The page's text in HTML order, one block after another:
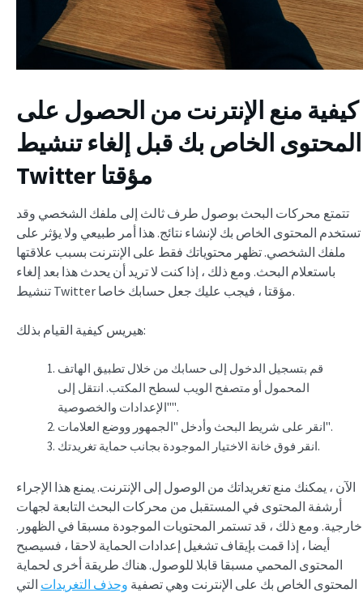
كيفية منع الإنترنت من الحصول على
المحتوى الخاص بك قبل إلغاء تنشيط
Twitter مؤقتا
تتمتع محركات البحث بوصول طرف ثالث إلى ملفك الشخصي وقد
تستخدم المحتوى الخاص بك لإنشاء نتائج. هذا أمر طبيعي ولا يؤثر على
ملفك الشخصي. تظهر محتوياتك فقط على الإنترنت بسبب علاقتها
باستعلام البحث. ومع ذلك ، إذا كنت لا تريد أن يحدث هذا بعد إلغاء
تنشيط Twitter مؤقتا ، فيجب عليك جعل حسابك خاصا.
هيريس كيفية القيام بذلك:
قم بتسجيل الدخول إلى حسابك من خلال تطبيق الهاتف
المحمول أو متصفح الويب لسطح المكتب. انتقل إلى
"الإعدادات والخصوصية".
انقر على شريط البحث وأدخل "الجمهور ووضع العلامات".
انقر فوق خانة الاختيار الموجودة بجانب حماية تغريدتك.
الآن ، يمكنك منع تغريداتك من الوصول إلى الإنترنت. يمنع هذا الإجراء
أرشفة المحتوى في المستقبل من محركات البحث التابعة لجهات
خارجية. ومع ذلك ، قد تستمر المحتويات الموجودة مسبقا في الظهور.
أيضا ، إذا قمت بإيقاف تشغيل إعدادات الحماية لاحقا ، فسيصبح
المحتوى المحمي مسبقا قابلا للوصول. هناك طريقة أخرى لحماية
المحتوى الخاص بك على الإنترنت وهي تصفية وحذف التغريدات التي